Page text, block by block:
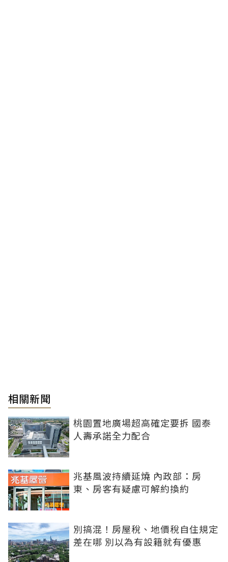
相關新聞
桃園置地廣場超高確定要拆 國泰
人壽承諾全力配合
兆基風波持續延燒 內政部：房
東、房客有疑慮可解約換約
別搞混！房屋稅、地價稅自住規定
差在哪 別以為有設籍就有優惠